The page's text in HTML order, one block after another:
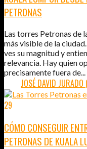
PETRONAS
Las torres Petronas de
más visible de la
ves su magnitud y
relevancia. Hay quien
precisamente fuera de...
JOSÉ DAVID
29
CÓMO CONSEGUIR
PETRONAS DE KUALA